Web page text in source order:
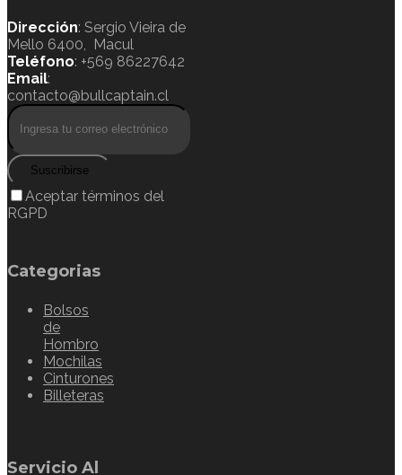
Dirección: Sergio Vieira de
Mello 6400, Macul
Teléfono: +569 86227642
Email:
contacto@bullcaptain.cl
Suscribirse
Aceptar términos del
RGPD
Categorias
Bolsos
de
Hombro
Mochilas
Cinturones
Billeteras
Servicio Al